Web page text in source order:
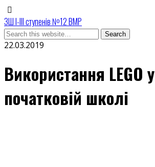
ЗШ І-ІІІ ступенів №12 ВМР
22.03.2019
Використання LEGO у
початковій школі